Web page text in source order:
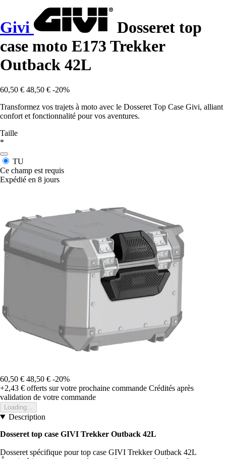
Givi
Dosseret top
case moto E173 Trekker
Outback 42L
60,50 € 48,50 € -20%
Transformez vos trajets à moto avec le Dosseret Top Case Givi, alliant
confort et fonctionnalité pour vos aventures.
Taille
*
TU
Ce champ est requis
Expédié en 8 jours
60,50 € 48,50 € -20%
+2,43 € offerts sur votre prochaine commande Crédités après
validation de votre commande
Loading...
Description
Dosseret top case GIVI Trekker Outback 42L
Dosseret spécifique pour top case GIVI Trekker Outback 42L